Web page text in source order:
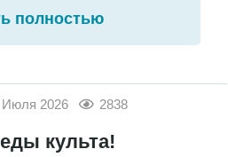
полностью
Июля 2026 2838
культа!